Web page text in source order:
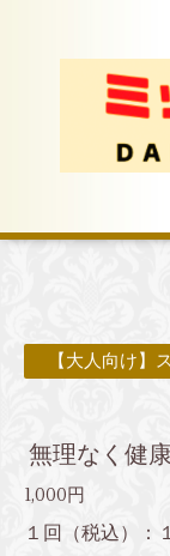
【大人向け】
無理なく健
1,000円
１回（税込）：